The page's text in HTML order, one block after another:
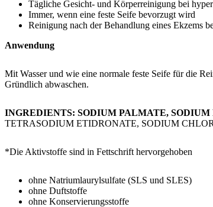
​Tägliche Gesicht- und Körperreinigung bei
Immer, wenn eine feste Seife bevorzugt wird
Reinigung nach der Behandlung eines Ekzems
Anwendung
Mit Wasser und wie eine normale feste Seife für die
Gründlich abwaschen.
INGREDIENTS: SODIUM PALMATE,
TETRASODIUM ETIDRONATE, SODIUM
*Die Aktivstoffe sind in Fettschrift hervorgehoben
ohne Natriumlaurylsulfate (SLS und SLES)
ohne Duftstoffe
ohne Konservierungsstoffe